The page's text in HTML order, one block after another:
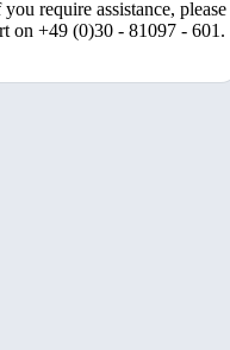
require assistance, please
on +49 (0)30 - 81097 - 601.